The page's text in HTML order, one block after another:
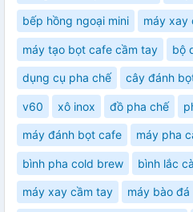
bếp hồng ngoại mini máy xay
máy tạo bọt cafe cầm tay bộ
dụng cụ pha chế cây đánh
v60 xô inox đồ pha chế
máy đánh bọt cafe máy pha
bình pha cold brew bình lắc
máy xay cầm tay máy bào đá